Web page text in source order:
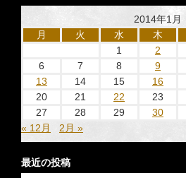
2014年1月
月
火 水 木
1
2
6
7 8 9
13
14 15 16
20
21 22 23
27
28 29 30
« 12月
2月 »
最近の投稿